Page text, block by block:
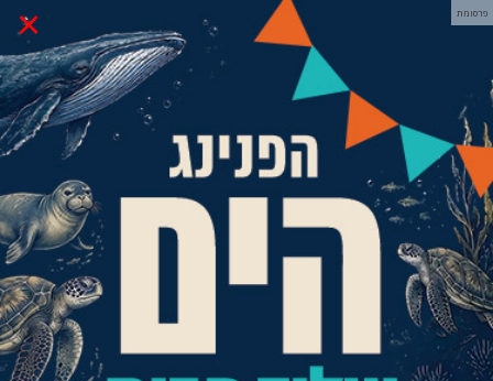
× פרסומת